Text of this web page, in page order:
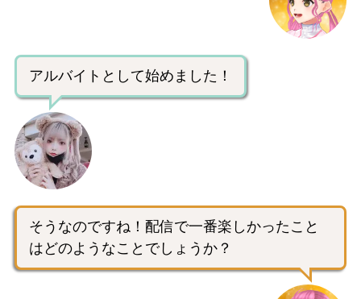
アルバイトとして始めました！
そうなのですね！配信で一番楽しかったこと
はどのようなことでしょうか？